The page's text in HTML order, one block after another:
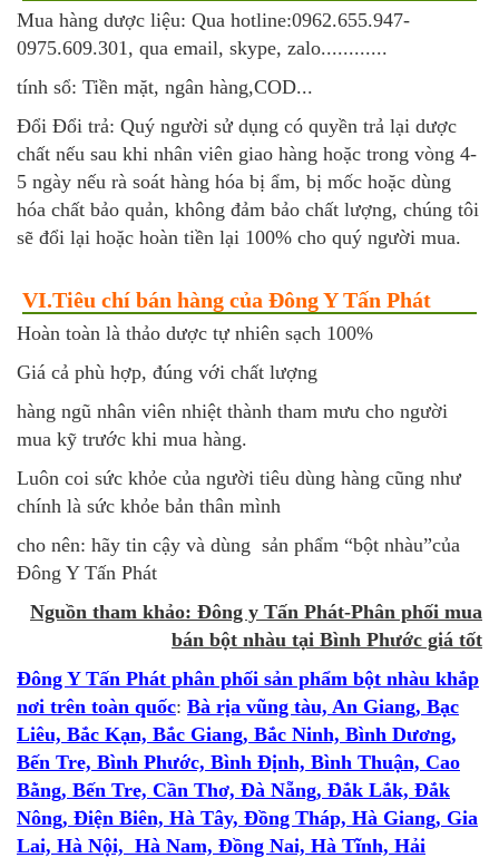
Mua hàng dược liệu: Qua hotline:0962.655.947-
0975.609.301, qua email, skype, zalo............
tính sổ: Tiền mặt, ngân hàng,COD...
Đổi Đổi trả: Quý người sử dụng có quyền trả lại dược
chất nếu sau khi nhân viên giao hàng hoặc trong vòng 4-
5 ngày nếu rà soát hàng hóa bị ẩm, bị mốc hoặc dùng
hóa chất bảo quản, không đảm bảo chất lượng, chúng tôi
sẽ đổi lại hoặc hoàn tiền lại 100% cho quý người mua.
VI.Tiêu chí bán hàng của Đông Y Tấn Phát
Hoàn toàn là thảo dược tự nhiên sạch 100%
Giá cả phù hợp, đúng với chất lượng
hàng ngũ nhân viên nhiệt thành tham mưu cho người
mua kỹ trước khi mua hàng.
Luôn coi sức khỏe của người tiêu dùng hàng cũng như
chính là sức khỏe bản thân mình
cho nên: hãy tin cậy và dùng sản phẩm “bột nhàu”của
Đông Y Tấn Phát
Nguồn tham khảo: Đông y Tấn Phát-Phân phối mua
bán bột nhàu tại Bình Phước giá tốt
Đông Y Tấn Phát phân phối sản phẩm bột nhàu khắp
nơi trên toàn quốc: Bà rịa vũng tàu, An Giang, Bạc
Liêu, Bắc Kạn, Bắc Giang, Bắc Ninh, Bình Dương,
Bến Tre, Bình Phước, Bình Định, Bình Thuận, Cao
Bằng, Bến Tre, Cần Thơ, Đà Nẵng, Đắk Lắk, Đắk
Nông, Điện Biên, Hà Tây, Đồng Tháp, Hà Giang, Gia
Lai, Hà Nội, Hà Nam, Đồng Nai, Hà Tĩnh, Hải